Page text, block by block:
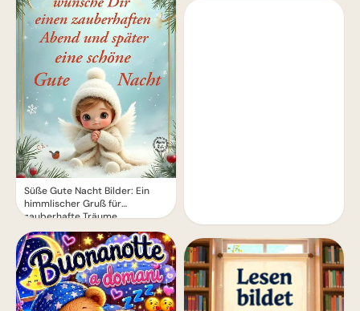
Süße Gute Nacht Bilder: Ein
himmlischer Gruß für
zauberhafte Träume